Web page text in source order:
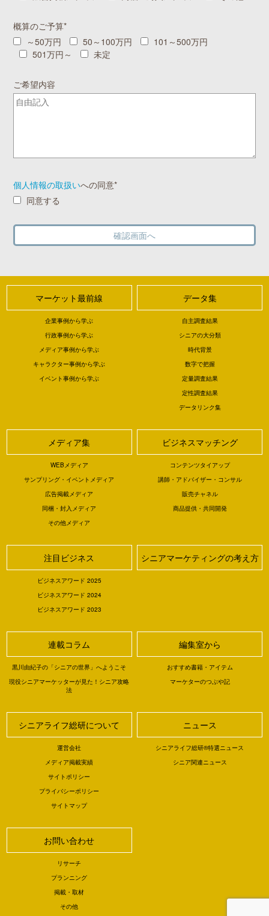
概算のご予算*
～50万円
50～100万円
101～500万円
501万円～
未定
ご希望内容
個人情報の取扱いへの同意*
同意する
マーケット最前線
企業事例から学ぶ
行政事例から学ぶ
メディア事例から学ぶ
キャラクター事例から学ぶ
イベント事例から学ぶ
データ集
自主調査結果
シニアの大分類
時代背景
数字で把握
定量調査結果
定性調査結果
データリンク集
メディア集
WEBメディア
サンプリング・イベントメディア
広告掲載メディア
同梱・封入メディア
その他メディア
ビジネスマッチング
コンテンツタイアップ
講師・アドバイザー・コンサル
販売チャネル
商品提供・共同開発
注目ビジネス
ビジネスアワード 2025
ビジネスアワード 2024
ビジネスアワード 2023
シニアマーケティングの考え方
連載コラム
黒川由紀子の「シニアの世界」へようこそ
現役シニアマーケッターが見た！シニア攻略
法
編集室から
おすすめ書籍・アイテム
マーケターのつぶや記
シニアライフ総研について
運営会社
メディア掲載実績
サイトポリシー
プライバシーポリシー
サイトマップ
ニュース
シニアライフ総研®特選ニュース
シニア関連ニュース
お問い合わせ
リサーチ
プランニング
掲載・取材
その他